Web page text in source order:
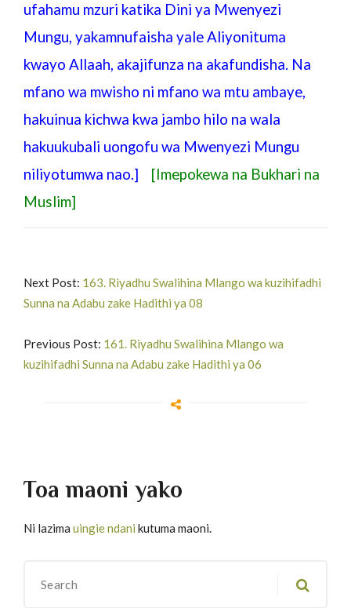
ufahamu mzuri katika Dini ya Mwenyezi
Mungu, yakamnufaisha yale Aliyonituma
kwayo Allaah, akajifunza na akafundisha. Na
mfano wa mwisho ni mfano wa mtu ambaye,
hakuinua kichwa kwa jambo hilo na wala
hakuukubali uongofu wa Mwenyezi Mungu
niliyotumwa nao.] [Imepokewa na Bukhari na
Muslim]
Next Post: 163. Riyadhu Swalihina Mlango wa kuzihifadhi
Sunna na Adabu zake Hadithi ya 08
Previous Post: 161. Riyadhu Swalihina Mlango wa
kuzihifadhi Sunna na Adabu zake Hadithi ya 06
Toa maoni yako
Ni lazima uingie ndani kutuma maoni.